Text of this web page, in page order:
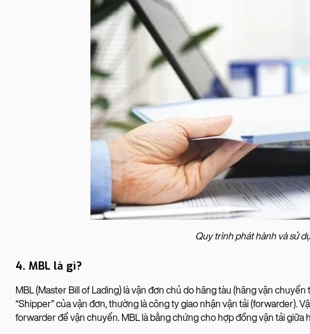
Quy trình phát hành và sử
4. MBL là gì?
MBL (Master Bill of Lading) là vận đơn chủ do hãng tàu (hãng vận
“Shipper” của vận đơn, thường là công ty giao nhận vận tải (forwarder).
forwarder để vận chuyển. MBL là bằng chứng cho hợp đồng vận tải giữa